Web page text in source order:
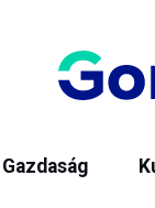
Gazdaság